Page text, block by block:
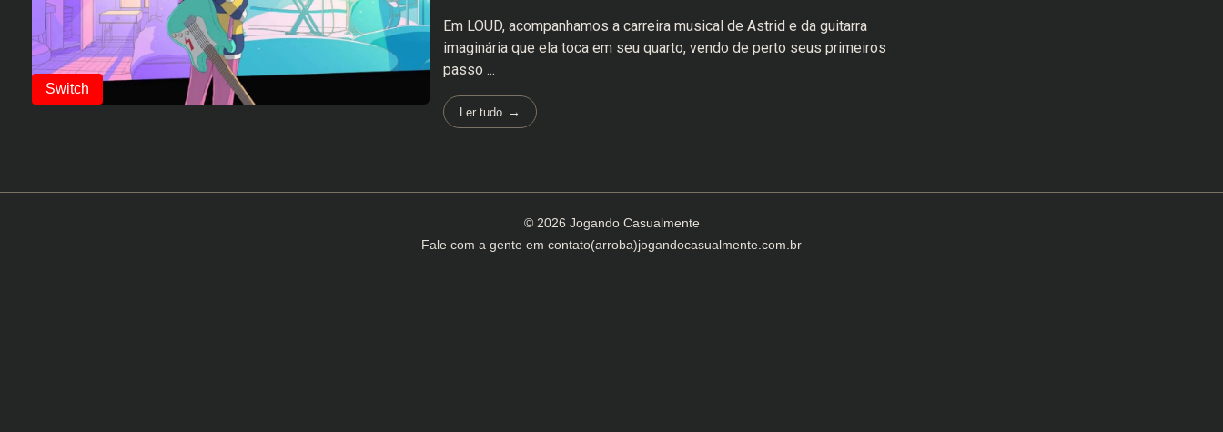
Em LOUD, acompanhamos a carreira musical de Astrid e da guitarra
imaginária que ela toca em seu quarto, vendo de perto seus primeiros
passo ...
Ler tudo
© 2026 Jogando Casualmente
Fale com a gente em contato(arroba)jogandocasualmente.com.br